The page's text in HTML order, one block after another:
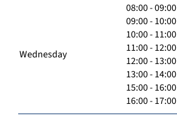
Wednesday
08:00 - 09:00
09:00 - 10:00
10:00 - 11:00
11:00 - 12:00
12:00 - 13:00
13:00 - 14:00
15:00 - 16:00
16:00 - 17:00